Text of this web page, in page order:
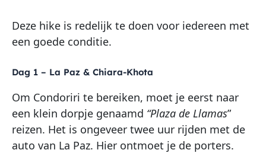
Deze hike is redelijk te doen voor iedereen met
een goede conditie.
Dag 1 – La Paz & Chiara-Khota
Om Condoriri te bereiken, moet je eerst naar
een klein dorpje genaamd “Plaza de Llamas”
reizen. Het is ongeveer twee uur rijden met de
auto van La Paz. Hier ontmoet je de porters.